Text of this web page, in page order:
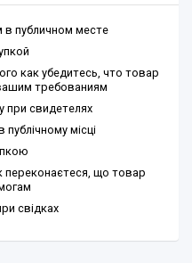
публичном месте
как убедитесь, что товар
требованиям
при свидетелях
місці
переконаєтеся, що товар
свідках